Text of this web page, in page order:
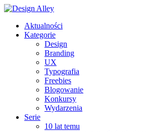
Aktualności
Kategorie
Design
Branding
UX
Typografia
Freebies
Blogowanie
Konkursy
Wydarzenia
Serie
10 lat temu